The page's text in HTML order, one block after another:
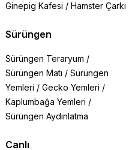
Ginepig Kafesi / Hamster Çarkı
Sürüngen
Sürüngen Teraryum /
Sürüngen Matı / Sürüngen
Yemleri / Gecko Yemleri /
Kaplumbağa Yemleri /
Sürüngen Aydınlatma
Canlı